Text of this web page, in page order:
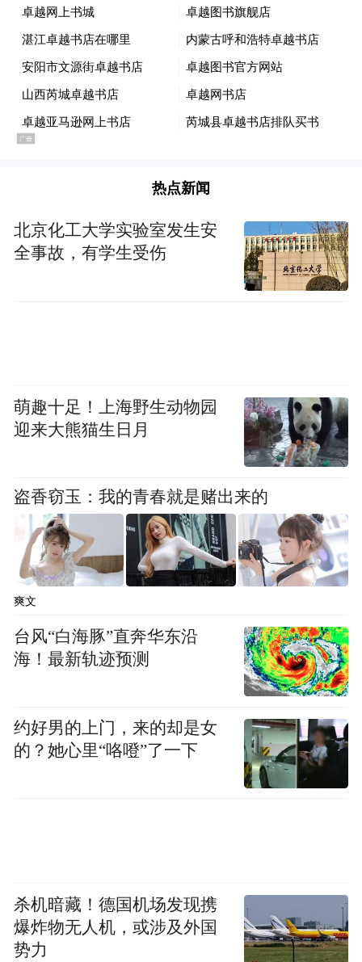
播出覆盖的“一带一路”沿线42个国家和地区
的观众同步欣赏新时代中国少儿的才艺风
采，让少儿与时代共进步、与国际同视野。
活动主题海报
据悉，活动还将举办2025少儿春晚选播，为
优秀的少儿才艺表演者提供更多展示机会。
届时，少数才艺非凡的少年儿童们将有机会
参与少儿春晚的录制，在更大的舞蹈展现风
免责声明：市场有风险，选择需谨慎！此文
仅供参考，不作买卖依据。
热点新闻
北京化工大学实验室发生安
全事故，有学生受伤
萌趣十足！上海野生动物园
迎来大熊猫生日月
盗香窃玉：我的青春就是赌出来的
爽文
台风“白海豚”直奔华东沿
海！最新轨迹预测
约好男的上门，来的却是女
的？她心里“咯噔”了一下
杀机暗藏！德国机场发现携
爆炸物无人机，或涉及外国
势力